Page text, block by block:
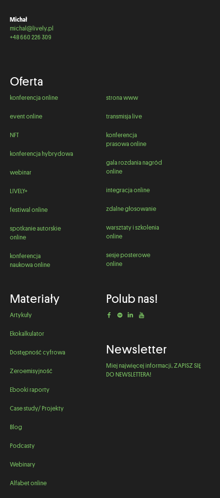
Michał
michal@lively.pl
+48 660 226 309
Oferta
konferencja online
event online
NFT
konferencja hybrydowa
webinar
LIVELY+
festiwal online
spotkanie autorskie
online
konferencja
naukowa online
strona www
transmisja live
konferencja
prasowa online
gala rozdania nagród
online
integracja online
zdalne głosowanie
warsztaty i szkolenia
online
sesje posterowe
online
Materiały
Artykuły
Ekokalkulator
Dostępność cyfrowa
Zeroemisyjność
Ebooki raporty
Case study/ Projekty
Blog
Podcasty
Webinary
Alfabet online
Polub nas!
Newsletter
Miej najwięcej informacji, ZAPISZ SIĘ
DO NEWSLETTERA!